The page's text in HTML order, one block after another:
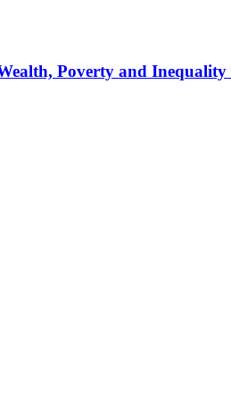
Poverty and